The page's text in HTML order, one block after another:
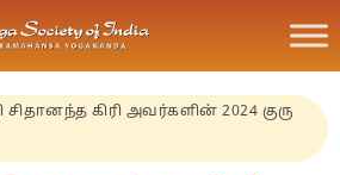
கிரி அவர்களின் 2024 குரு